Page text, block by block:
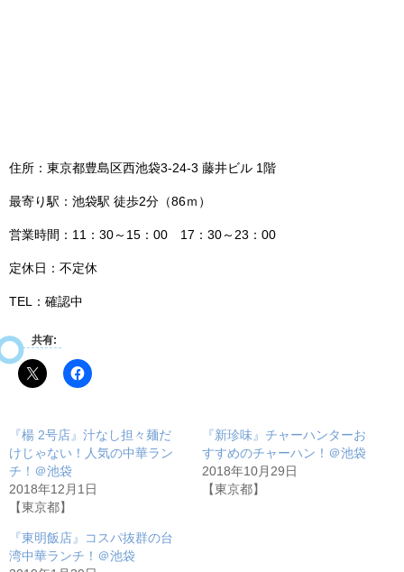
住所：東京都豊島区西池袋3‐24‐3 藤井ビル 1階
最寄り駅：池袋駅 徒歩2分（86ｍ）
営業時間：11：30～15：00 17：30～23：00
定休日：不定休
TEL：確認中
共有:
『楊 2号店』汁なし担々麺だ
けじゃない！人気の中華ラン
チ！＠池袋
2018年12月1日
【東京都】
『新珍味』チャーハンターお
すすめのチャーハン！＠池袋
2018年10月29日
【東京都】
『東明飯店』コスパ抜群の台
湾中華ランチ！＠池袋